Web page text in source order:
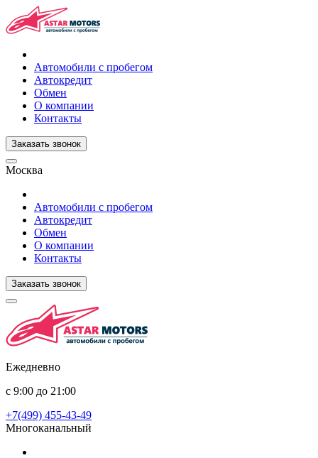
Автомобили с пробегом
Автокредит
Обмен
О компании
Контакты
Заказать звонок
Москва
Автомобили с пробегом
Автокредит
Обмен
О компании
Контакты
Заказать звонок
Ежедневно
с 9:00 до 21:00
+7(499) 455-43-49
Многоканальный